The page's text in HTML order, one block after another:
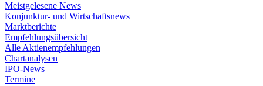
Meistgelesene News
Konjunktur- und Wirtschaftsnews
Marktberichte
Empfehlungsübersicht
Alle Aktienempfehlungen
Chartanalysen
IPO-News
Termine